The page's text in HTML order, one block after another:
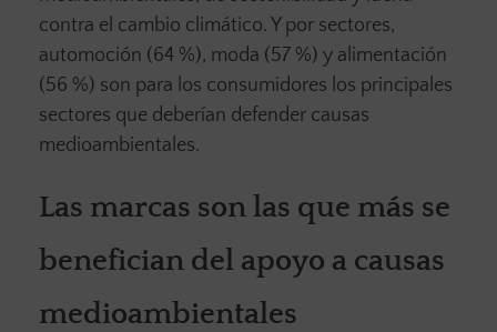
contra el cambio climático. Y por sectores,
automoción (64 %), moda (57 %) y alimentación
(56 %) son para los consumidores los principales
sectores que deberían defender causas
medioambientales.
Las marcas son las que más se
benefician del apoyo a causas
medioambientales